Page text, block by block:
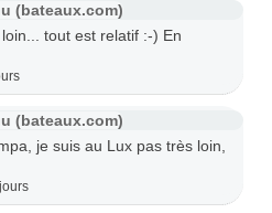
(bateaux.com)
tout est relatif :-) En
(bateaux.com)
je suis au Lux pas très loin,
jours